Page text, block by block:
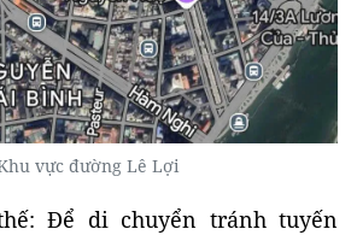
vực đường Lê Lợi
Để di chuyển tránh tuyến